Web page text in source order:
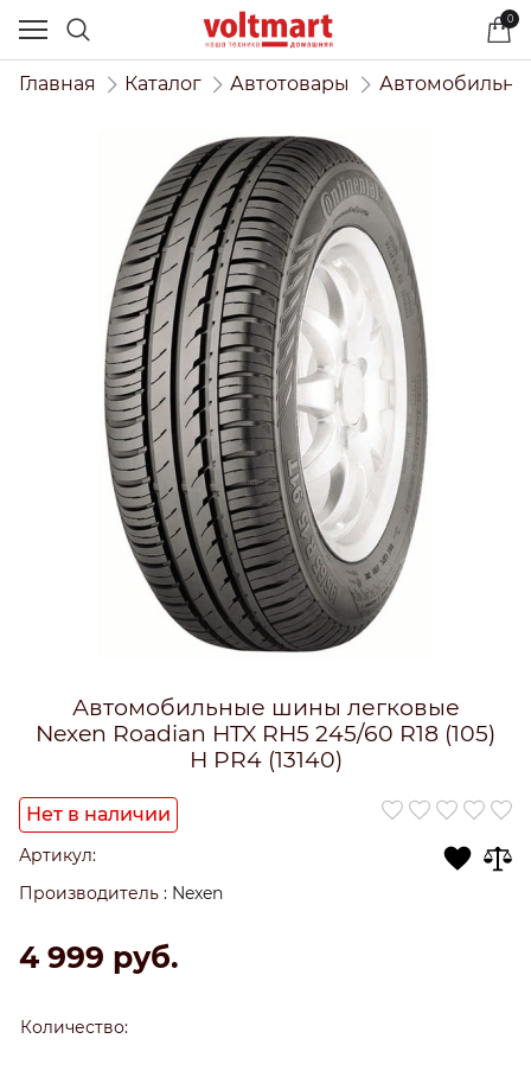
0
Главная Каталог Автотовары
Автомобильные шины легковые
Nexen Roadian HTX RH5 245/60 R18 (105)
H PR4 (13140)
Нет в наличии
Артикул:
Производитель : Nexen
4 999 руб.
Количество: